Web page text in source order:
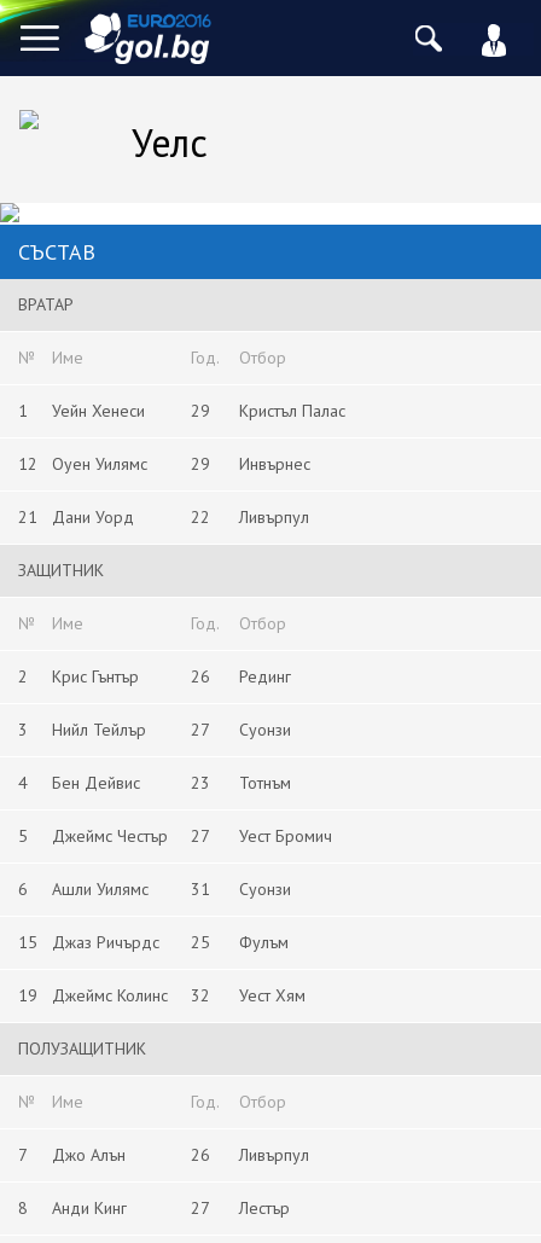
Уелс
СЪСТАВ
ВРАТАР
№ Име Год. Отбор
1 Уейн Хенеси 29 Кристъл Палас
12 Оуен Уилямс 29 Инвърнес
21 Дани Уорд 22 Ливърпул
ЗАЩИТНИК
№ Име Год. Отбор
2 Крис Гънтър 26 Рединг
3 Нийл Тейлър 27 Суонзи
4 Бен Дейвис 23 Тотнъм
5 Джеймс Честър 27 Уест Бромич
6 Ашли Уилямс 31 Суонзи
15 Джаз Ричърдс 25 Фулъм
19 Джеймс Колинс 32 Уест Хям
ПОЛУЗАЩИТНИК
№ Име Год. Отбор
7 Джо Алън 26 Ливърпул
8 Анди Кинг 27 Лестър